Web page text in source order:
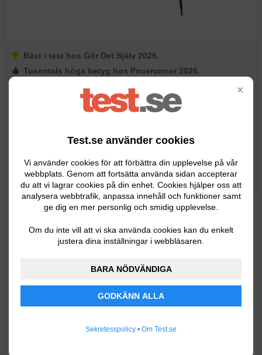
×
Test.se använder cookies
Vi använder cookies för att förbättra din upplevelse på vår
webbplats. Genom att fortsätta använda sidan accepterar
du att vi lagrar cookies på din enhet. Cookies hjälper oss att
analysera webbtrafik, anpassa innehåll och funktioner samt
ge dig en mer personlig och smidig upplevelse.
Om du inte vill att vi ska använda cookies kan du enkelt
justera dina inställningar i webbläsaren.
BARA NÖDVÄNDIGA
GODKÄNN ALLA
Sekretesspolicy • Om Test.se
Bäst i test hos Gör Det Själv 2026.
Tusentals höga betyg hos Pricerunner 2026.
Typ av borrmaskin: Borrhammare.
Slagenergi: 2,4 J.
Storlek: 385 x 85 x 210 mm.
Vikt: 2,9 kg.
För dig som behöver borra i hårda material som
exempelvis betong eller tegel är förmodligen en
borrhammare det bästa alternativet. I denna kategori har
vinnare i det senaste testet av borrhammare hos Gör Det
Denna kraftfulla borrhammare har en motor på 780 watt
och 13 millimeter i stål. Den har SDS-plus-fäste vilket